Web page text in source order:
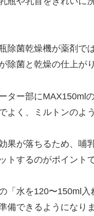
除菌乾燥機が薬剤で
除菌と乾燥の仕上が
ター部にMAX150ml
よく、ミルトンのよ
果が落ちるため、哺
トするのがポイント
「水を120〜150ml
備できるようになり